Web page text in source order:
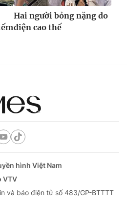
Hai người bỏng nặng do
điện cao thế
hình Việt Nam
VTV
và báo điện tử số 483/GP-BTTTT